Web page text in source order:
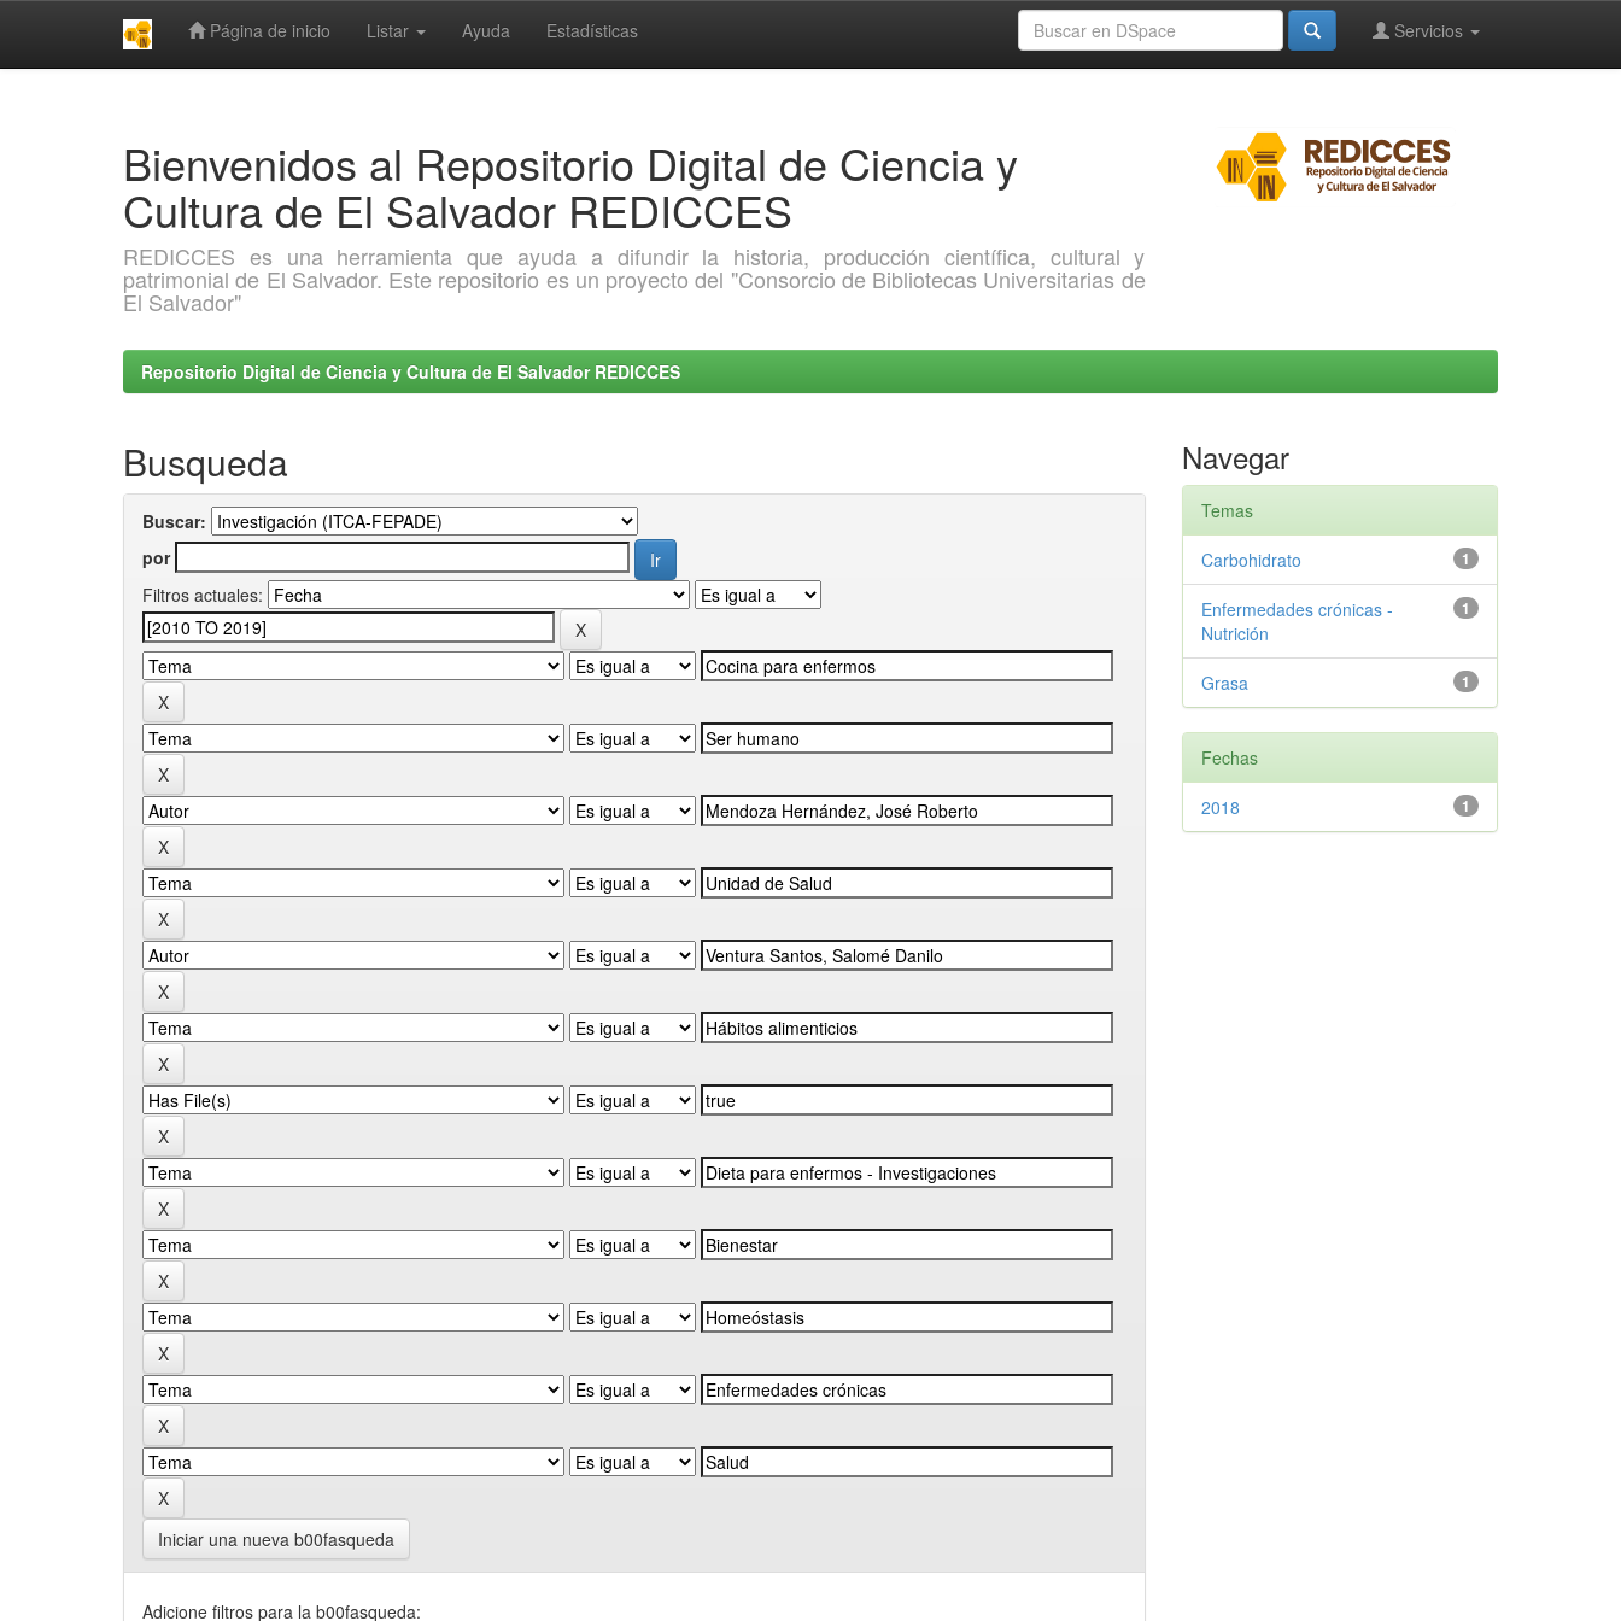
Página de inicio Listar Ayuda Estadísticas Servicios
Bienvenidos al Repositorio Digital de Ciencia y
Cultura de El Salvador REDICCES
REDICCES es una herramienta que ayuda a difundir la historia, producción científica, cultural y
patrimonial de El Salvador. Este repositorio es un proyecto del "Consorcio de Bibliotecas Universitarias de
El Salvador"
Repositorio Digital de Ciencia y Cultura de El Salvador REDICCES
Busqueda
Buscar:
por
Filtros actuales:
Iniciar una nueva b00fasqueda
Adicione filtros para la b00fasqueda:
Navegar
Temas
1
Carbohidrato
1
Enfermedades crónicas -
Nutrición
1
Grasa
Fechas
1
2018